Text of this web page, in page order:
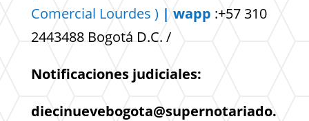
Comercial Lourdes ) | wapp :+57 310
2443488 Bogotá D.C. /
Notificaciones judiciales:
diecinuevebogota@supernotariado.